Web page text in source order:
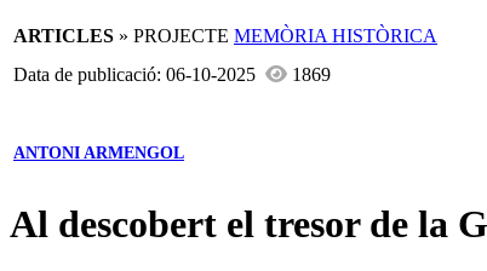
ARTICLES » PROJECTE MEMÒRIA HISTÒRICA
Data de publicació: 06-10-2025
1869
ANTONI ARMENGOL
Al descobert el tresor de la